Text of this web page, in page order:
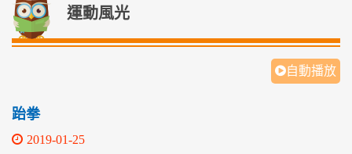
運動風光
自動播放
跆拳
2019-01-25